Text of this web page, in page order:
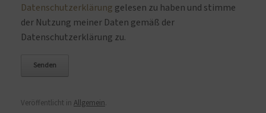
Datenschutzerklärung gelesen zu haben und stimme
der Nutzung meiner Daten gemäß der
Datenschutzerklärung zu.
Veröffentlicht in Allgemein